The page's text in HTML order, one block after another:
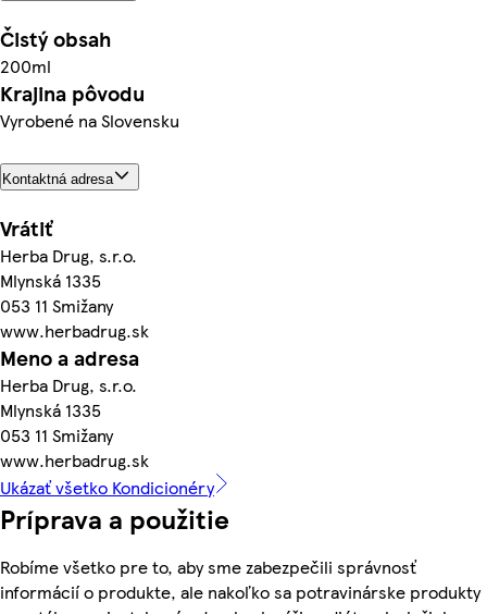
Čistý obsah
200ml
Krajina pôvodu
Vyrobené na Slovensku
Kontaktná adresa
Vrátiť
Herba Drug, s.r.o.
Mlynská 1335
053 11 Smižany
www.herbadrug.sk
Meno a adresa
Herba Drug, s.r.o.
Mlynská 1335
053 11 Smižany
www.herbadrug.sk
Ukázať všetko Kondicionéry
Príprava a použitie
Robíme všetko pre to, aby sme zabezpečili správnosť
informácií o produkte, ale nakoľko sa potravinárske produkty